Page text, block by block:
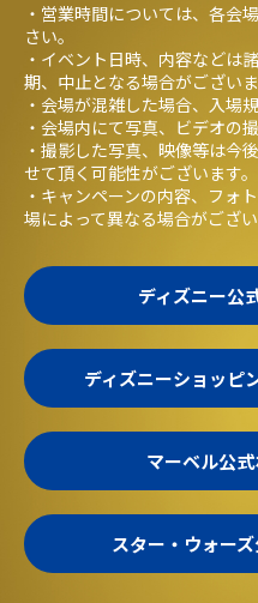
・営業時間については、各会
さい。
・イベント日時、内容などは
期、中止となる場合がございま
・会場が混雑した場合、入場
・会場内にて写真、ビデオの
・撮影した写真、映像等は今
せて頂く可能性がございます。
・キャンペーンの内容、フォ
場によって異なる場合がござい
ディズニー公
ディズニーショッピ
マーベル公
スター・ウォー